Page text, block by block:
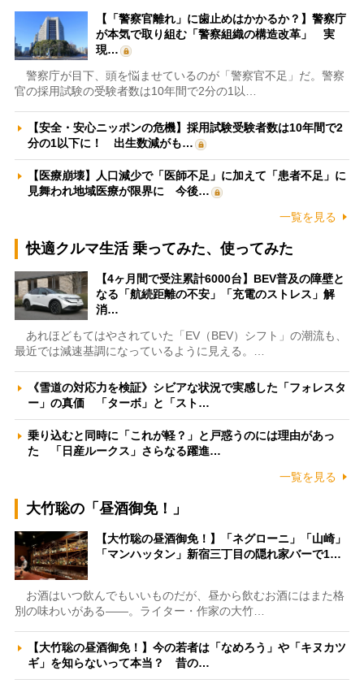
【「警察官離れ」に歯止めはかかるか？】警察庁
が本気で取り組む「警察組織の構造改革」 実
現…
警察庁が目下、頭を悩ませているのが「警察官不足」だ。警察
官の採用試験の受験者数は10年間で2分の1以…
【安全・安心ニッポンの危機】採用試験受験者数は10年間で2
分の1以下に！ 出生数減がも…
【医療崩壊】人口減少で「医師不足」に加えて「患者不足」に
見舞われ地域医療が限界に 今後…
一覧を見る
快適クルマ生活 乗ってみた、使ってみた
【4ヶ月間で受注累計6000台】BEV普及の障壁と
なる「航続距離の不安」「充電のストレス」解
消…
あれほどもてはやされていた「EV（BEV）シフト」の潮流も、
最近では減速基調になっているように見える。…
《雪道の対応力を検証》シビアな状況で実感した「フォレスタ
ー」の真価 「ターボ」と「スト…
乗り込むと同時に「これが軽？」と戸惑うのには理由があっ
た 「日産ルークス」さらなる躍進…
一覧を見る
大竹聡の「昼酒御免！」
【大竹聡の昼酒御免！】「ネグローニ」「山崎」
「マンハッタン」新宿三丁目の隠れ家バーで1…
お酒はいつ飲んでもいいものだが、昼から飲むお酒にはまた格
別の味わいがある――。ライター・作家の大竹…
【大竹聡の昼酒御免！】今の若者は「なめろう」や「キヌカツ
ギ」を知らないって本当？ 昔の…